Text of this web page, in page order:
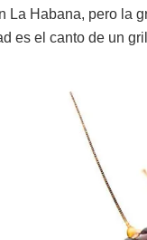
La Habana, pero la
es el canto de un